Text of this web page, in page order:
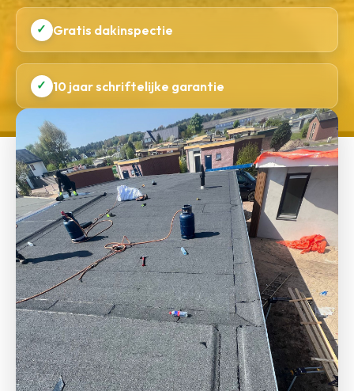
✓ Gratis dakinspectie
✓ 10 jaar schriftelijke garantie